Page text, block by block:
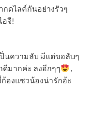
กดไลค์กันอย่างรัวๆ
อจี!
ป็นความลับ มีแต่ขอลับๆ
ดีมากค่ะ ลงอีกๆๆ
,
องแซวน้องน่ารักอ้ะ